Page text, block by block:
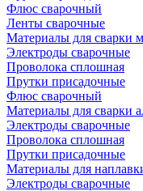
Флюс сварочный
Ленты сварочные
Материалы для сварки
Электроды сварочные
Проволока сплошная
Прутки присадочные
Флюс сварочный
Материалы для сварки
Электроды сварочные
Проволока сплошная
Прутки присадочные
Материалы для
Электроды сварочные